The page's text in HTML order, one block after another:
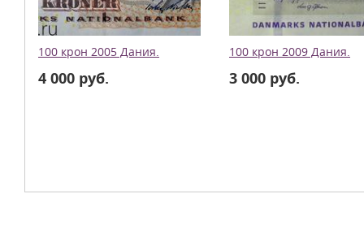
100 крон 2005 Дания.
4 000 руб.
100 крон 2009 Дания.
3 000 руб.